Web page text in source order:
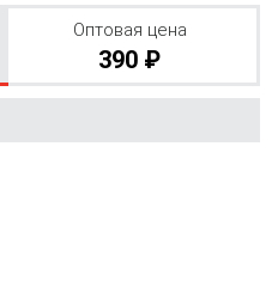
Оптовая цена
390 ₽